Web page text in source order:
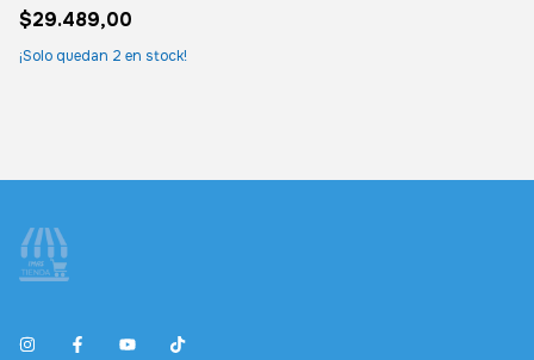
$29.489,00
¡Solo quedan 2 en stock!